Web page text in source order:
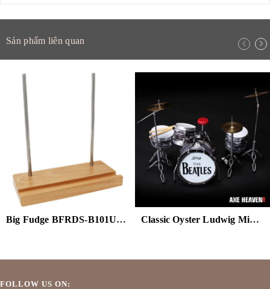
Sản phẩm liên quan
Big Fudge BFRDS-B101US Wooden Record Holder Display Stand Beech Classic Oyster Ludwig Mini Drum Kit Replica Collectible (Collectible, Figure)
FOLLOW US ON: